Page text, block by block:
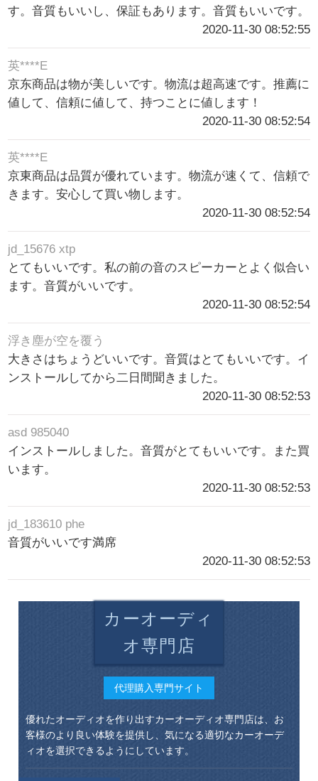
す。音質もいいし、保証もあります。音質もいいです。
2020-11-30 08:52:55
英****E
京东商品は物が美しいです。物流は超高速です。推薦に
値して、信頼に値して、持つことに値します！
2020-11-30 08:52:54
英****E
京東商品は品質が優れています。物流が速くて、信頼で
きます。安心して買い物します。
2020-11-30 08:52:54
jd_15676 xtp
とてもいいです。私の前の音のスピーカーとよく似合い
ます。音質がいいです。
2020-11-30 08:52:54
浮き塵が空を覆う
大きさはちょうどいいです。音質はとてもいいです。イ
ンストールしてから二日間聞きました。
2020-11-30 08:52:53
asd 985040
インストールしました。音質がとてもいいです。また買
います。
2020-11-30 08:52:53
jd_183610 phe
音質がいいです満席
2020-11-30 08:52:53
カーオーディ
オ専門店
代理購入専門サイト
優れたオーディオを作り出すカーオーディオ専門店は、お
客様のより良い体験を提供し、気になる適切なカーオーデ
ィオを選択できるようにしています。